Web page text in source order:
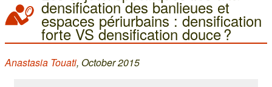
densification des banlieues et
espaces périurbains : densification
forte VS densification douce ?
Anastasia Touati, October 2015